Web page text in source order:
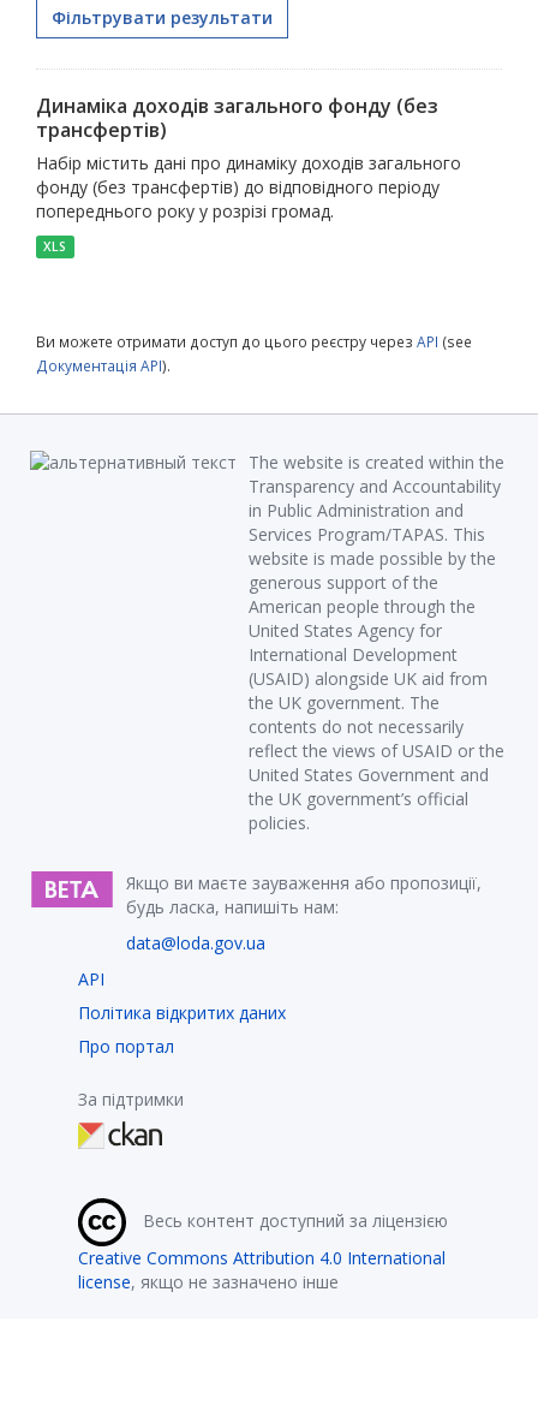
Фільтрувати результати
Динаміка доходів загального фонду (без
трансфертів)
Набір містить дані про динаміку доходів загального
фонду (без трансфертів) до відповідного періоду
попереднього року у розрізі громад.
XLS
Ви можете отримати доступ до цього реєстру через API (see
Документація API).
The website is created within the
Transparency and Accountability
in Public Administration and
Services Program/TAPAS. This
website is made possible by the
generous support of the
American people through the
United States Agency for
International Development
(USAID) alongside UK aid from
the UK government. The
contents do not necessarily
reflect the views of USAID or the
United States Government and
the UK government’s official
policies.
Якщо ви маєте зауваження або пропозиції,
будь ласка, напишіть нам:
data@loda.gov.ua
API
Політика відкритих даних
Про портал
За підтримки
Весь контент доступний за ліцензією
Creative Commons Attribution 4.0 International
license, якщо не зазначено інше